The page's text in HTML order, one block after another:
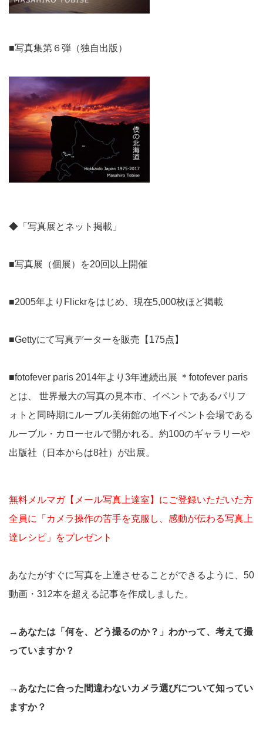
■写真集第６弾（独自出版）
◆「写真展とネット掲載」
■写真展（個展）を20回以上開催
■2005年よりFlickrをはじめ、現在5,000枚ほど掲載
■Gettyにて写真データーを販売【175点】
■fotofever paris 2014年より3年連続出展 ＊fotofever paris
とは、 世界最大の写真の見本市、イベントであるパリフ
ォトと同時期にルーブル美術館の地下イベント会場である
ルーブル・カローセルで開かれる。約100のギャラリーや
出版社（日本からは8社）が出展。
無料メルマガ【メール写真上達室】にご登録いただいた方
全員に「カメラ操作の苦手を克服し、感動が伝わる写真上
達レシピ」をプレゼント
あなたがすぐに写真を上達させることができるように、50
動画・312本を超える記事を作成しました。
→あなたは「何を、どう撮るのか？」わかって、考えて撮
っていますか？
→あなたに合った間違わないカメラ選びについて知ってい
ますか？